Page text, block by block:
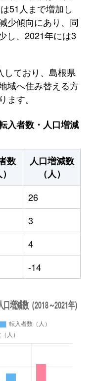
51人まで増加し
少傾向にあり、同
し、2021年には3
しており、島根県
域へ住み替える方
す。
入者数・人口増減
数
人口増減数
（人）
26
3
4
-14